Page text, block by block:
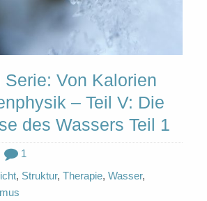
Serie: Von Kalorien
– Teil V: Die
des Wassers Teil 1
1
, Struktur, Therapie, Wasser,